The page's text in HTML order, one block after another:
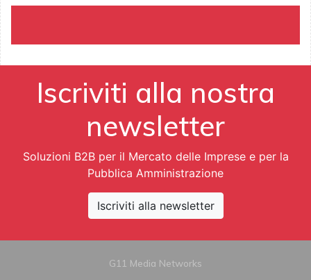
Iscriviti alla nostra
newsletter
Soluzioni B2B per il Mercato delle Imprese e per la
Pubblica Amministrazione
Iscriviti alla newsletter
G11 Media Networks